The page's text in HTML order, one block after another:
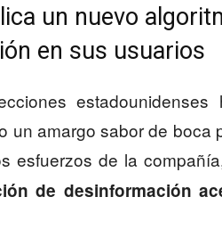
un nuevo
en sus usuarios
un amargo sabor de boca
esfuerzos de la
de desinformación